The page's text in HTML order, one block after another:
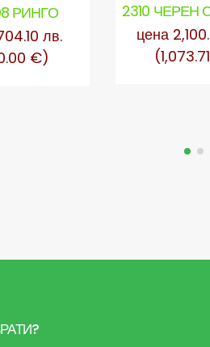
РИНГО
лв.
€)
2310 ЧЕРЕН
цена